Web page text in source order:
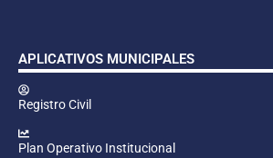
APLICATIVOS MUNICIPALES
Registro Civil
Plan Operativo Institucional